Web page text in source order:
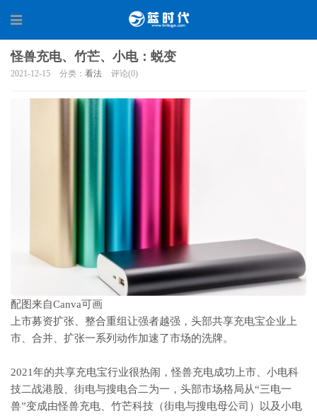
怪兽充电、竹芒、小电：蜕变
2021-12-15 分类： 看法 评论(0)
配图来自Canva可画
上市募资扩张、整合重组让强者越强，头部共享充电宝企业上
市、合并、扩张一系列动作加速了市场的洗牌。
2021年的共享充电宝行业很热闹，怪兽充电成功上市、小电科
技二战港股、街电与搜电合二为一，头部市场格局从“三电一
兽”变成由怪兽充电、竹芒科技（街电与搜电母公司）以及小电